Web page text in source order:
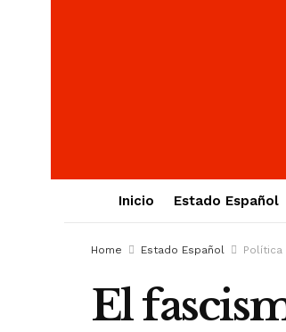
Inicio Estado Español
Home Estado Español Política
El